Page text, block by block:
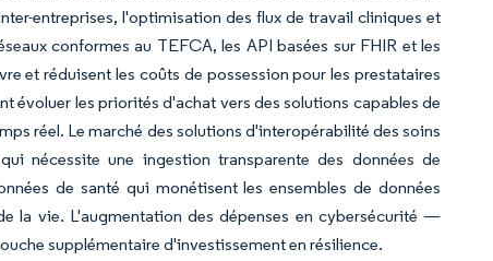
entreprises, l'optimisation des flux de travail cliniques et
conformes au TEFCA, les API basées sur FHIR et les
et réduisent les coûts de possession pour les prestataires
évoluer les priorités d'achat vers des solutions capables de
réel. Le marché des solutions d'interopérabilité des soins
nécessite une ingestion transparente des données de
de santé qui monétisent les ensembles de données
la vie. L'augmentation des dépenses en cybersécurité —
supplémentaire d'investissement en résilience.